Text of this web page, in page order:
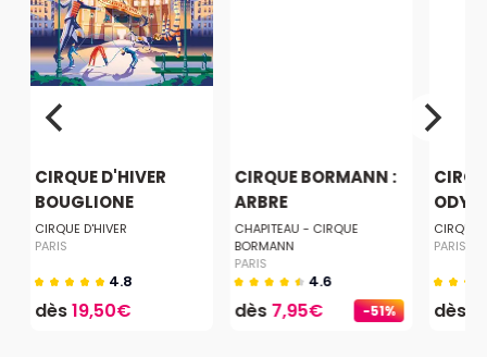
CIRQUE D'HIVER
BOUGLIONE
CIRQUE D'HIVER
PARIS
4.8
dès19,50€ -51%
CIRQUE BORMANN :
ARBRE
CHAPITEAU - CIRQUE
BORMANN
PARIS
4.6
dès7,95€
CIRQUE
PARIS
dès